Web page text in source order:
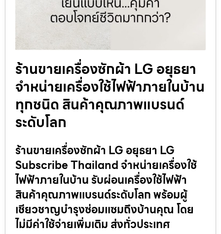
ร้านขายเครื่องซักผ้า LG อยุธยา
จำหน่ายเครื่องใช้ไฟฟ้าภายในบ้าน
ทุกชนิด สินค้าคุณภาพแบรนด์
ระดับโลก
ร้านขายเครื่องซักผ้า LG อยุธยา LG
Subscribe Thailand จำหน่ายเครื่องใช้
ไฟฟ้าภายในบ้าน รับผ่อนเครื่องใช้ไฟฟ้า
สินค้าคุณภาพแบรนด์ระดับโลก พร้อมผู้
เชียวชาญบำรุงซ่อมแซมถึงบ้านคุณ โดย
ไม่มีค่าใช้จ่ายเพิ่มเติม ส่งทั่วประเทศ